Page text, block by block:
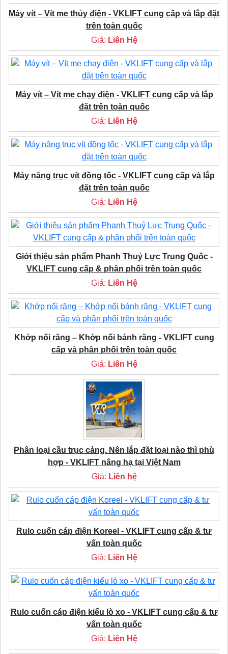
Máy vít – Vít me thủy điện - VKLIFT cung cấp và lắp đặt
trên toàn quốc
Giá: Liên Hệ
Máy vít – Vít me chạy điện - VKLIFT cung cấp và lắp
đặt trên toàn quốc
Giá: Liên Hệ
Máy nâng trục vít đồng tốc - VKLIFT cung cấp và lắp
đặt trên toàn quốc
Giá: Liên Hệ
Giới thiệu sản phẩm Phanh Thuỷ Lực Trung Quốc -
VKLIFT cung cấp & phân phối trên toàn quốc
Giá: Liên Hệ
Khớp nối răng – Khớp nối bánh răng - VKLIFT cung
cấp và phân phối trên toàn quốc
Giá: Liên Hệ
Phân loại cầu trục cảng. Nên lắp đặt loại nào thì phù
hợp - VKLIFT nâng hạ tại Việt Nam
Giá: Liên hệ
Rulo cuốn cáp điện Koreel - VKLIFT cung cấp & tư
vấn toàn quốc
Giá: Liên Hệ
Rulo cuốn cáp điện kiểu lò xo - VKLIFT cung cấp & tư
vấn toàn quốc
Giá: Liên Hệ